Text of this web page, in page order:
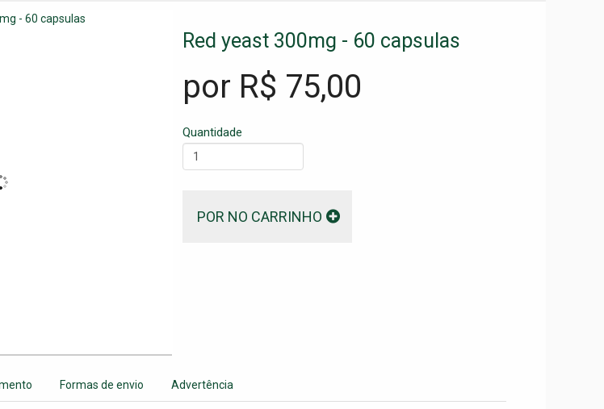
Red yeast 300mg - 60 capsulas
por R$ 75,00
Quantidade
POR NO CARRINHO
Formas de envio Advertência